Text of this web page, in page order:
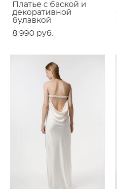
Платье c баской и
декоративной
булавкой
8 990 pуб.